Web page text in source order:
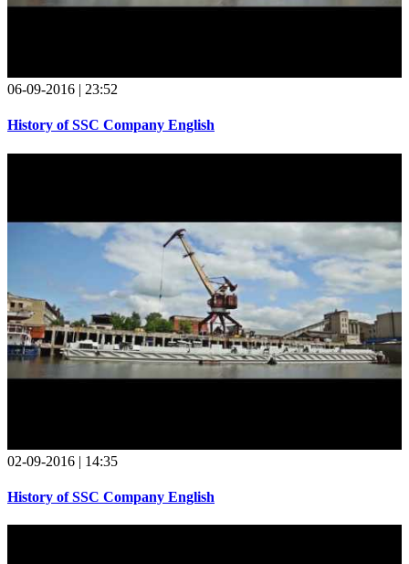
06-09-2016 | 23:52
History of SSC Company English
02-09-2016 | 14:35
History of SSC Company English